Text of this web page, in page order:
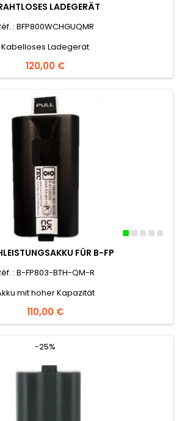
LADEGERÄT
: BFP800WCHGUQMR
Kabelloses Ladegerät
Preis
120,00 €
FÜR B-FP
: B-FP803-BTH-QM-R
mit hoher Kapazität
Preis
110,00 €
-25%